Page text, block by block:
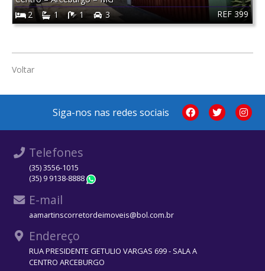
REF 399
2
1 1 3
Voltar
Siga-nos nas redes sociais
Telefones
(35) 3556-1015
(35) 9 9138-8888
E-mail
aamartinscorretordeimoveis@bol.com.br
Endereço
RUA PRESIDENTE GETULIO VARGAS 699 - SALA A
CENTRO ARCEBURGO